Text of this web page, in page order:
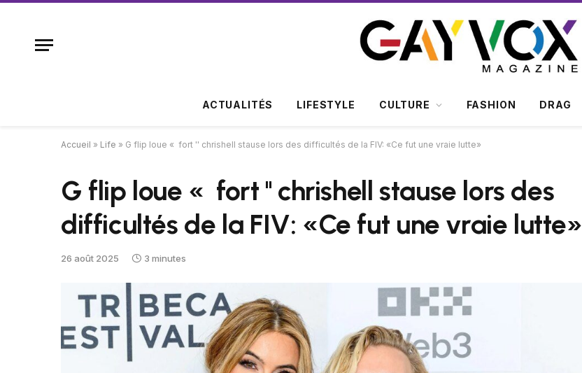
ACTUALITÉS LIFESTYLE CULTURE FASHION DRAG
Accueil » Life » G flip loue « fort '' chrishell stause lors des difficultés de la FIV: «Ce fut une vraie lutte»
G flip loue « fort '' chrishell stause lors des
difficultés de la FIV: «Ce fut une vraie lutte»
26 août 2025 3 minutes